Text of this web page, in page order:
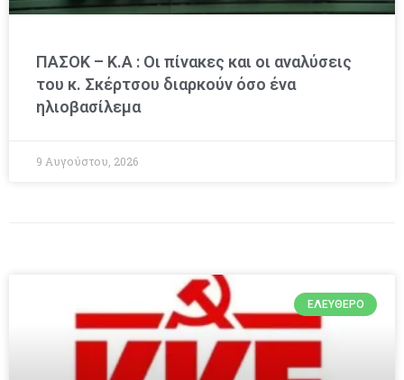
ΠΑΣΟΚ – Κ.Α : Οι πίνακες και οι αναλύσεις
του κ. Σκέρτσου διαρκούν όσο ένα
ηλιοβασίλεμα
9 Αυγούστου, 2026
ΕΛΕΎΘΕΡΟ